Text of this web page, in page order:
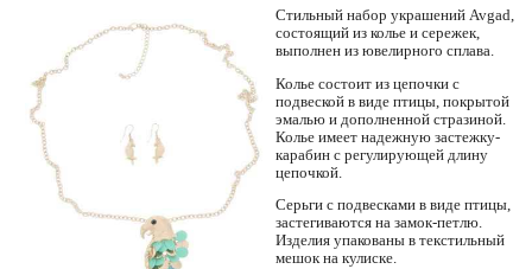
Стильный набор украшений Avgad,
состоящий из колье и сережек,
выполнен из ювелирного сплава.
Колье состоит из цепочки с
подвеской в виде птицы, покрытой
эмалью и дополненной стразиной.
Колье имеет надежную застежку-
карабин с регулирующей длину
цепочкой.
Серьги с подвесками в виде птицы,
застегиваются на замок-петлю.
Изделия упакованы в текстильный
мешок на кулиске.